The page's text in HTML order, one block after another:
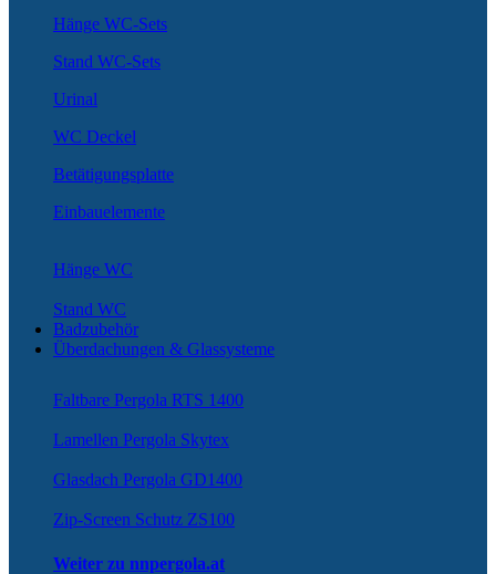
Hänge WC-Sets
Stand WC-Sets
Urinal
WC Deckel
Betätigungsplatte
Einbauelemente
Hänge WC
Stand WC
Badzubehör
Überdachungen & Glassysteme
Faltbare Pergola RTS 1400
Lamellen Pergola Skytex
Glasdach Pergola GD1400
Zip-Screen Schutz ZS100
Weiter zu nnpergola.at